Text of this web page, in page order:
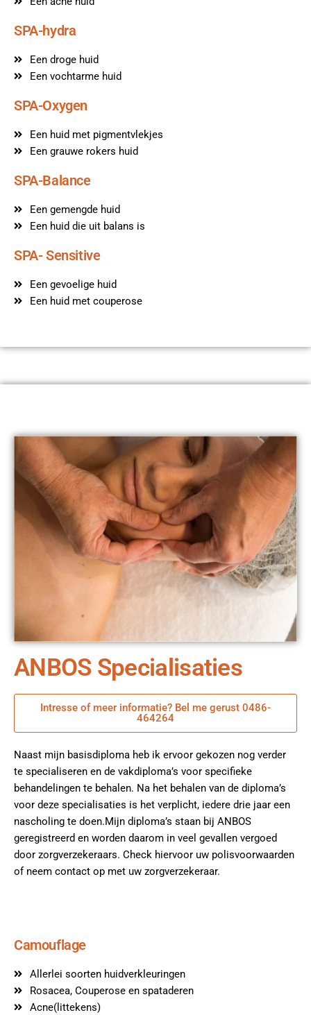
SPA-hydra
Een droge huid
Een vochtarme huid
SPA-Oxygen
Een huid met pigmentvlekjes
Een grauwe rokers huid
SPA-Balance
Een gemengde huid
Een huid die uit balans is
SPA- Sensitive
Een gevoelige huid
Een huid met couperose
ANBOS Specialisaties
Intresse of meer informatie? Bel me gerust 0486-
464264
Naast mijn basisdiploma heb ik ervoor gekozen nog verder
te specialiseren en de vakdiploma’s voor specifieke
behandelingen te behalen. Na het behalen van de diploma’s
voor deze specialisaties is het verplicht, iedere drie jaar een
nascholing te doen.Mijn diploma’s staan bij ANBOS
geregistreerd en worden daarom in veel gevallen vergoed
door zorgverzekeraars. Check hiervoor uw polisvoorwaarden
of neem contact op met uw zorgverzekeraar.
Camouflage
Allerlei soorten huidverkleuringen
Rosacea, Couperose en spataderen
Acne(littekens)